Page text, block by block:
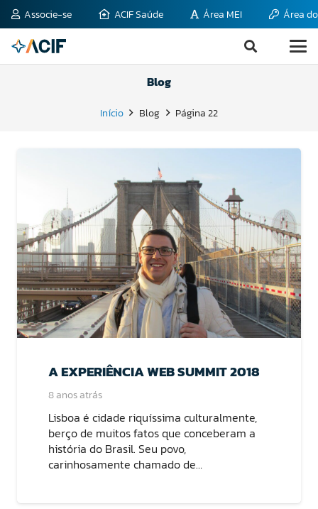
Associe-se ACIF Saúde Área MEI Área
Blog
Início Blog Página 22
A EXPERIÊNCIA WEB SUMMIT 2018
8 anos atrás
Lisboa é cidade riquíssima culturalmente,
berço de muitos fatos que conceberam a
história do Brasil. Seu povo,
carinhosamente chamado de…